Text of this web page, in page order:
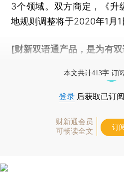
3个领域。双方商定，《升
地规则调整将于2020年1月1
[财新双语通产品，是为有
本文共计413字 订
登录 后获取已订
财新通会员
可畅读全文
订